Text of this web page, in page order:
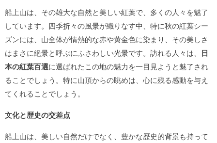
船上山は、その雄大な自然と美しい紅葉で、多くの人々を魅了
しています。四季折々の風景が織りなす中、特に秋の紅葉シー
ズンには、山全体が情熱的な赤や黄金色に染まり、その美しさ
はまさに絶景と呼ぶにふさわしい光景です。訪れる人々は、 日
本の紅葉百選に選ばれたこの地の魅力を一目見ようと魅了され
ることでしょう。特に山頂からの眺めは、心に残る感動を与え
てくれることでしょう。
文化と歴史の交差点
船上山は、美しい自然だけでなく、豊かな歴史的背景も持って